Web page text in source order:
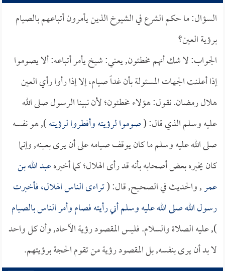
السؤال: ما حكم الشرع في الشيوخ الذين يأمرون أتباعهم بالصيام
برؤية العين؟
الجواب: لا شك أنهم مخطئون, يعني: شيخ يأمر أتباعه: ألا يصوموا
إذا أعلنت الجهات المسئولة بأن غداً صيام، إلا إذا رأوا رأي العين
هلال رمضان. نقول: هؤلاء مخطئون؛ لأن نبينا الرسول صلى الله
عليه وسلم الذي قال: (صوموا لرؤيته وأفطروا لرؤيته), هو نفسه
صلى الله عليه وسلم ما كان يوقف صيامه على أن يرى بعينه, وإنما
كان يخبره بعض أصحابه بأنه قد رأى الهلال؛ كما أخبرهعبد الله بن
عمر, والحديث في الصحيح, قال: (تراءى الناس الهلال، فأخبرت
رسول الله صلى الله عليه وسلم أني رأيته فصام وأمر الناس بالصيام
), عليه الصلاة والسلام. فليس المقصود رؤية الآحاد, وأن كل واحد
لا بد أن يرى بنفسه, بل المقصود رؤية من تقوم الحجة برؤيتهم.